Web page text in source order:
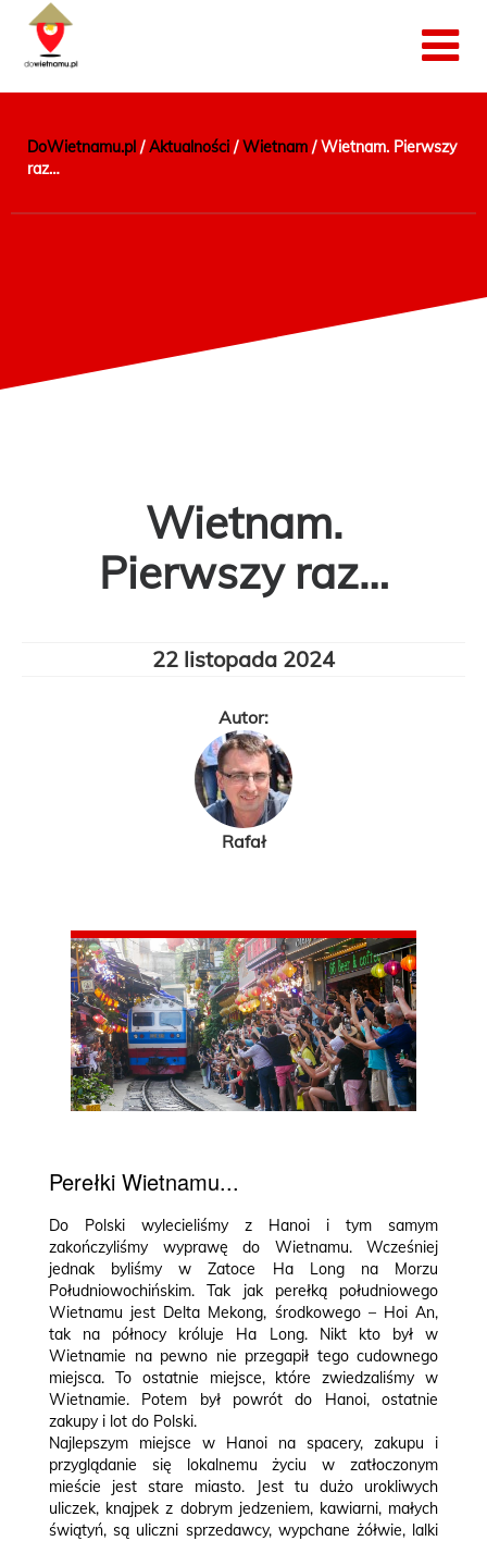
DoWietnamu.pl /Aktualności /Wietnam /Wietnam. Pierwszy
raz…
Wietnam.
Pierwszy raz…
22 listopada 2024
Autor:
Rafał
Perełki Wietnamu...
Do Polski wylecieliśmy z Hanoi i tym samym
zakończyliśmy wyprawę do Wietnamu. Wcześniej
jednak byliśmy w Zatoce Ha Long na Morzu
Południowochińskim. Tak jak perełką południowego
Wietnamu jest Delta Mekong, środkowego – Hoi An,
tak na północy króluje Ha Long. Nikt kto był w
Wietnamie na pewno nie przegapił tego cudownego
miejsca. To ostatnie miejsce, które zwiedzaliśmy w
Wietnamie. Potem był powrót do Hanoi, ostatnie
zakupy i lot do Polski.
Najlepszym miejsce w Hanoi na spacery, zakupu i
przyglądanie się lokalnemu życiu w zatłoczonym
mieście jest stare miasto. Jest tu dużo urokliwych
uliczek, knajpek z dobrym jedzeniem, kawiarni, małych
świątyń, są uliczni sprzedawcy, wypchane żółwie, lalki